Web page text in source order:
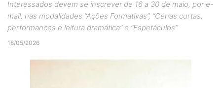
Interessados devem se inscrever de 16 a 30 de maio, por e-
mail, nas modalidades “Ações Formativas”, “Cenas curtas,
performances e leitura dramática” e “Espetáculos”
18/05/2026